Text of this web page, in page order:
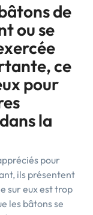
de
ou se
ce
pour
la
pour
ils présentent
sur eux est trop
les bâtons se